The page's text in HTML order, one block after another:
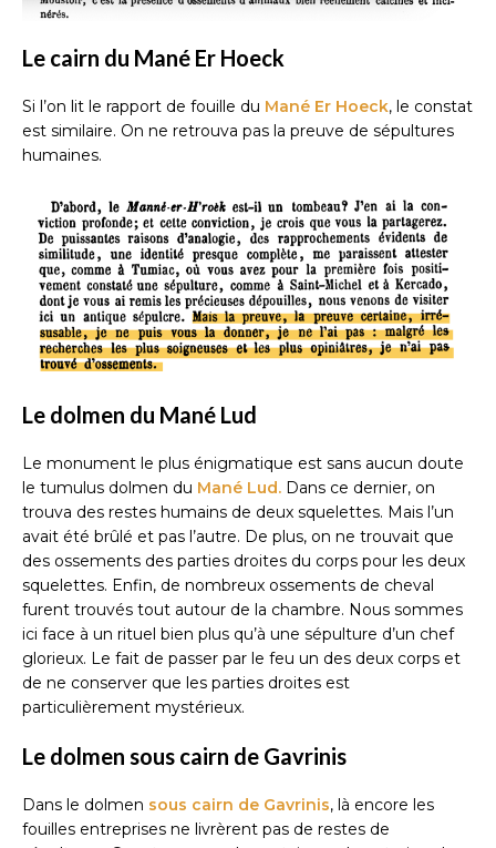
Le cairn du Mané Er Hoeck
Si l’on lit le rapport de fouille du Mané Er Hoeck, le constat
est similaire. On ne retrouva pas la preuve de sépultures
humaines.
Le dolmen du Mané Lud
Le monument le plus énigmatique est sans aucun doute
le tumulus dolmen du Mané Lud. Dans ce dernier, on
trouva des restes humains de deux squelettes. Mais l’un
avait été brûlé et pas l’autre. De plus, on ne trouvait que
des ossements des parties droites du corps pour les deux
squelettes. Enfin, de nombreux ossements de cheval
furent trouvés tout autour de la chambre. Nous sommes
ici face à un rituel bien plus qu’à une sépulture d’un chef
glorieux. Le fait de passer par le feu un des deux corps et
de ne conserver que les parties droites est
particulièrement mystérieux.
Le dolmen sous cairn de Gavrinis
Dans le dolmen sous cairn de Gavrinis, là encore les
fouilles entreprises ne livrèrent pas de restes de